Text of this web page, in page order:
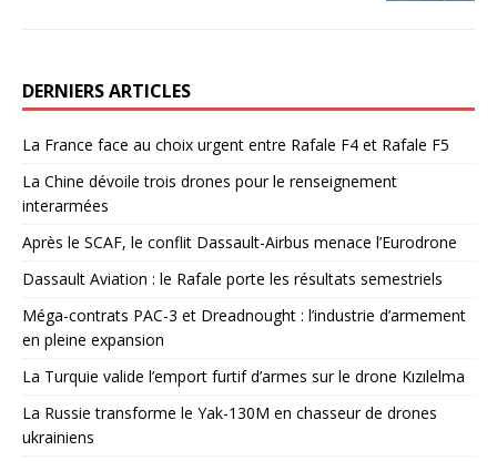
DERNIERS ARTICLES
La France face au choix urgent entre Rafale F4 et Rafale F5
La Chine dévoile trois drones pour le renseignement
interarmées
Après le SCAF, le conflit Dassault-Airbus menace l’Eurodrone
Dassault Aviation : le Rafale porte les résultats semestriels
Méga-contrats PAC-3 et Dreadnought : l’industrie d’armement
en pleine expansion
La Turquie valide l’emport furtif d’armes sur le drone Kızılelma
La Russie transforme le Yak-130M en chasseur de drones
ukrainiens